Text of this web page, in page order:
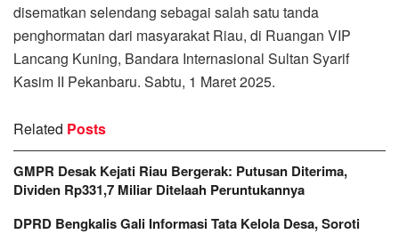
disematkan selendang sebagai salah satu tanda
penghormatan dari masyarakat Riau, di Ruangan VIP
Lancang Kuning, Bandara Internasional Sultan Syarif
Kasim II Pekanbaru. Sabtu, 1 Maret 2025.
Related Posts
GMPR Desak Kejati Riau Bergerak: Putusan Diterima,
Dividen Rp331,7 Miliar Ditelaah Peruntukannya
DPRD Bengkalis Gali Informasi Tata Kelola Desa, Soroti